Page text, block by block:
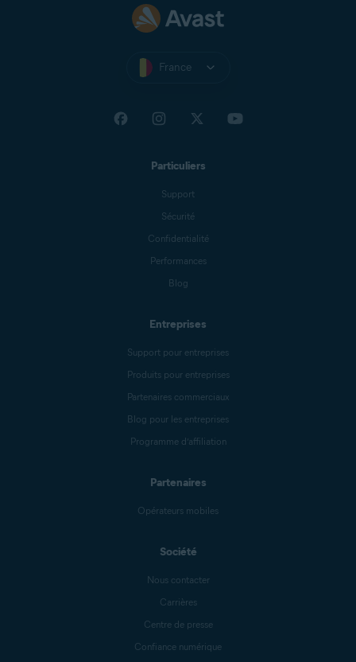
France
Particuliers
Support
Sécurité
Confidentialité
Performances
Blog
Entreprises
Support pour entreprises
Produits pour entreprises
Partenaires commerciaux
Blog pour les entreprises
Programme d’affiliation
Partenaires
Opérateurs mobiles
Société
Nous contacter
Carrières
Centre de presse
Confiance numérique